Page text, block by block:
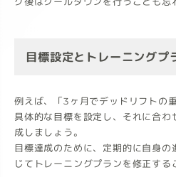
目標設定とトレーニングプ
例えば、「3ヶ月でデッドリフトの
具体的な目標を設定し、それに合
成しましょう。
目標達成のために、定期的に自身
じてトレーニングプランを修正する